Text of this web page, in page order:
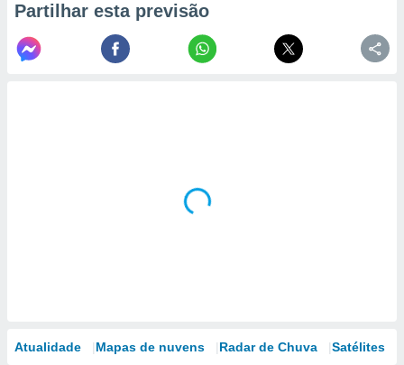
Partilhar esta previsão
Atualidade Mapas de nuvens Radar de Chuva Satélites